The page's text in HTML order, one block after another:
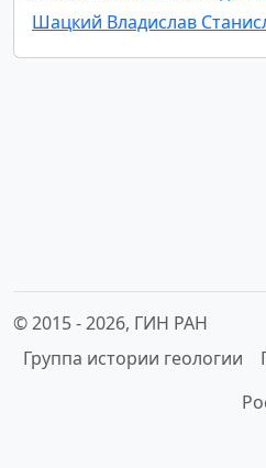
Шацкий Владислав
© 2015 -2026, ГИН РАН
Группа истории геологии